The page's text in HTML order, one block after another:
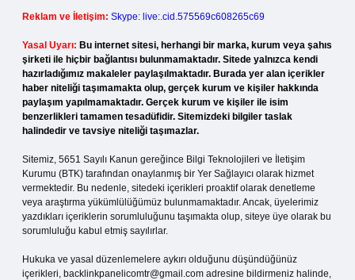
Reklam ve İletişim: Skype: live:.cid.575569c608265c69
Yasal Uyarı: Bu internet sitesi, herhangi bir marka, kurum veya şahıs
şirketi ile hiçbir bağlantısı bulunmamaktadır. Sitede yalnızca kendi
hazırladığımız makaleler paylaşılmaktadır. Burada yer alan içerikler
haber niteliği taşımamakta olup, gerçek kurum ve kişiler hakkında
paylaşım yapılmamaktadır. Gerçek kurum ve kişiler ile isim
benzerlikleri tamamen tesadüfidir. Sitemizdeki bilgiler taslak
halindedir ve tavsiye niteliği taşımazlar.
Sitemiz, 5651 Sayılı Kanun gereğince Bilgi Teknolojileri ve İletişim
Kurumu (BTK) tarafından onaylanmış bir Yer Sağlayıcı olarak hizmet
vermektedir. Bu nedenle, sitedeki içerikleri proaktif olarak denetleme
veya araştırma yükümlülüğümüz bulunmamaktadır. Ancak, üyelerimiz
yazdıkları içeriklerin sorumluluğunu taşımakta olup, siteye üye olarak bu
sorumluluğu kabul etmiş sayılırlar.
Hukuka ve yasal düzenlemelere aykırı olduğunu düşündüğünüz
içerikleri, backlinkpanelicomtr@gmail.com adresine bildirmeniz halinde,